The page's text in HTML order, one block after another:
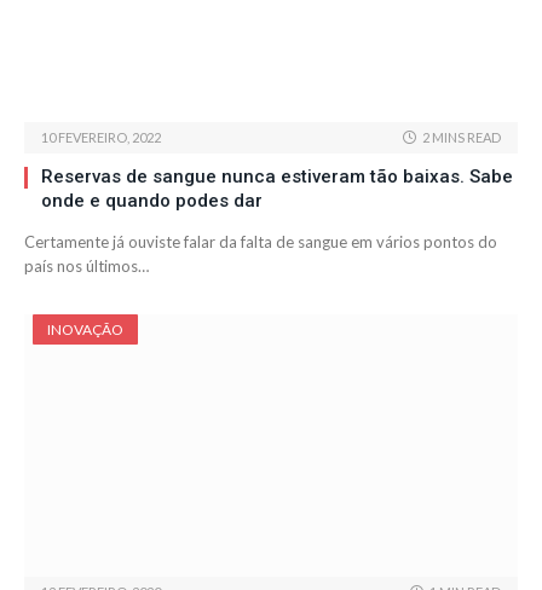
10 FEVEREIRO, 2022 2 MINS READ
Reservas de sangue nunca estiveram tão baixas. Sabe
onde e quando podes dar
Certamente já ouviste falar da falta de sangue em vários pontos do
país nos últimos…
INOVAÇÃO